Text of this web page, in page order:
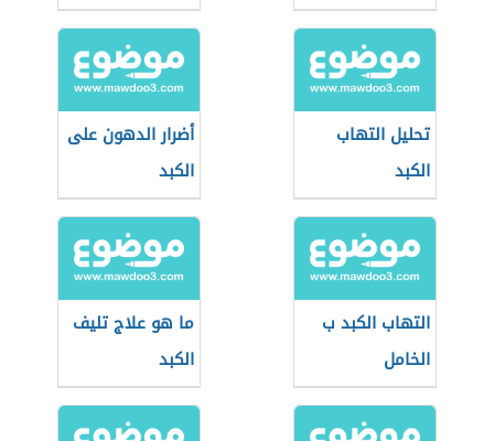
تحليل التهاب
الكبد
أضرار الدهون على
الكبد
التهاب الكبد ب
الخامل
ما هو علاج تليف
الكبد